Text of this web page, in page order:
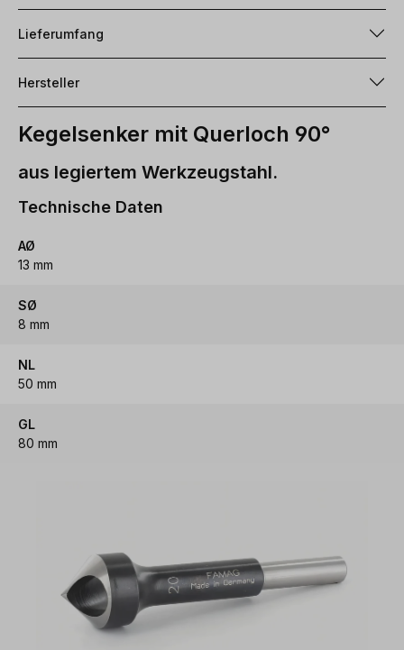
Lieferumfang
Hersteller
Kegelsenker mit Querloch 90°
aus legiertem Werkzeugstahl.
Technische Daten
AØ
13 mm
SØ
8 mm
NL
50 mm
GL
80 mm